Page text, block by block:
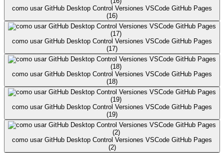
como usar GitHub Desktop Control Versiones VSCode GitHub Pages
(16)
como usar GitHub Desktop Control Versiones VSCode GitHub Pages
(17)
como usar GitHub Desktop Control Versiones VSCode GitHub Pages
(18)
como usar GitHub Desktop Control Versiones VSCode GitHub Pages
(19)
como usar GitHub Desktop Control Versiones VSCode GitHub Pages
(2)